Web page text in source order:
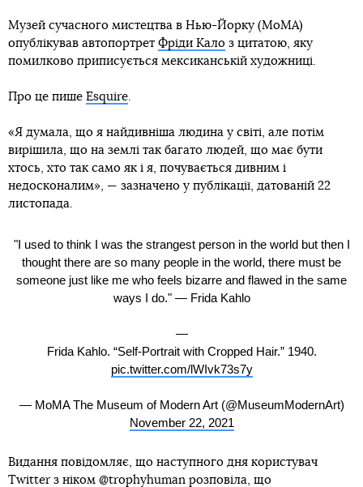
Музей сучасного мистецтва в Нью-Йорку (MoMA)
опублікував автопортрет Фріди Кало з цитатою, яку
помилково приписується мексиканській художниці.
Про це пише Esquire.
«Я думала, що я найдивніша людина у світі, але потім
вирішила, що на землі так багато людей, що має бути
хтось, хто так само як і я, почувається дивним і
недосконалим», — зазначено у публікації, датованій 22
листопада.
"I used to think I was the strangest person in the world but then I
thought there are so many people in the world, there must be
someone just like me who feels bizarre and flawed in the same
ways I do." — Frida Kahlo
—
Frida Kahlo. “Self-Portrait with Cropped Hair.” 1940.
pic.twitter.com/lWIvk73s7y
— MoMA The Museum of Modern Art (@MuseumModernArt)
November 22, 2021
Видання повідомляє, що наступного дня користувач
Twitter з ніком @trophyhuman розповіла, що